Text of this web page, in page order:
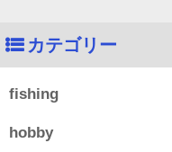
カテゴリー
fishing
hobby